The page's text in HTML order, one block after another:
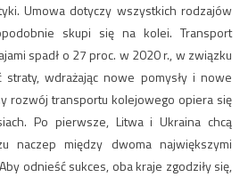
Umowa dotyczy wszystkich rodzajów
skupi się na kolei. Transport
spadł o 27 proc. w 2020 r., w związku
straty, wdrażając nowe pomysły i nowe
rozwój transportu kolejowego opiera się
Po pierwsze, Litwa i Ukraina chcą
naczep między dwoma największymi
odnieść sukces, oba kraje zgodziły się,